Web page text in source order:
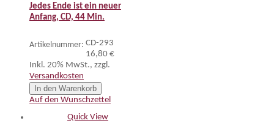
Jedes Ende ist ein neuer
Anfang, CD, 44 Min.
Artikelnummer: CD-293
16,80 €
Inkl. 20% MwSt., zzgl.
Versandkosten
In den Warenkorb
Auf den Wunschzettel
Quick View